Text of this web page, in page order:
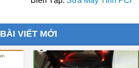
BÀI VIẾT MỚI